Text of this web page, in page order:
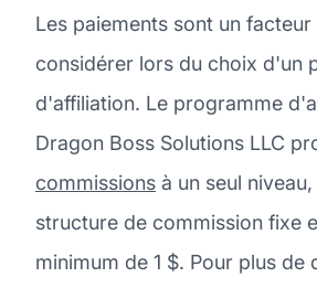
Les paiements sont un facteur
considérer lors du choix d'un
d'affiliation. Le programme
Dragon Boss Solutions LLC
commissions à un seul
structure de commission fixe
minimum de 1 $. Pour plus de